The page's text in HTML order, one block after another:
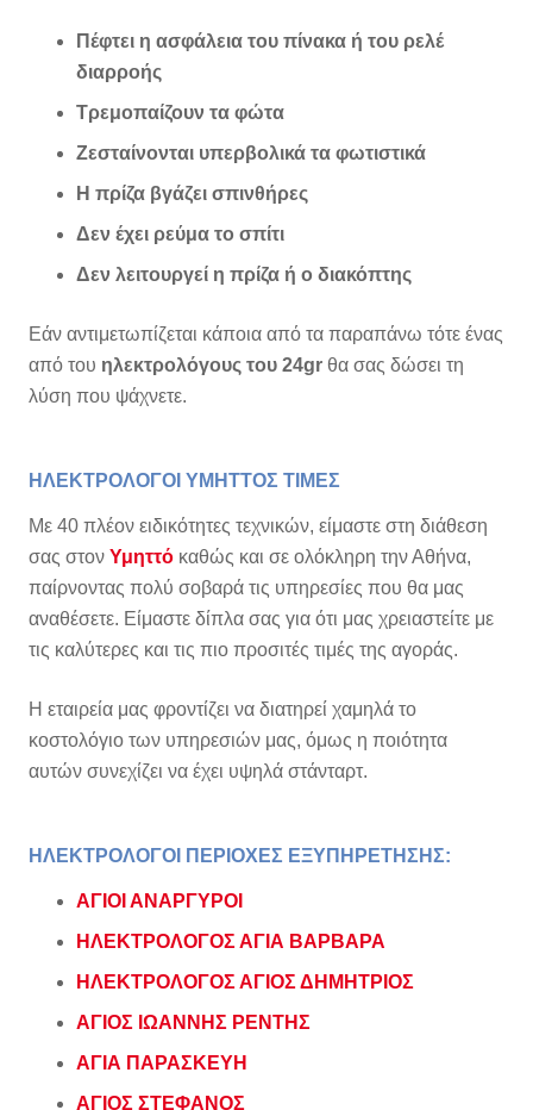
Πέφτει η ασφάλεια του πίνακα ή του ρελέ
διαρροής
Τρεμοπαίζουν τα φώτα
Ζεσταίνονται υπερβολικά τα φωτιστικά
Η πρίζα βγάζει σπινθήρες
Δεν έχει ρεύμα το σπίτι
Δεν λειτουργεί η πρίζα ή ο διακόπτης
Εάν αντιμετωπίζεται κάποια από τα παραπάνω τότε ένας
από του ηλεκτρολόγους του 24gr θα σας δώσει τη
λύση που ψάχνετε.
ΗΛΕΚΤΡΟΛΟΓΟΙ ΥΜΗΤΤΟΣ ΤΙΜΕΣ
Με 40 πλέον ειδικότητες τεχνικών, είμαστε στη διάθεση
σας στον Υμηττό καθώς και σε ολόκληρη την Αθήνα,
παίρνοντας πολύ σοβαρά τις υπηρεσίες που θα μας
αναθέσετε. Είμαστε δίπλα σας για ότι μας χρειαστείτε με
τις καλύτερες και τις πιο προσιτές τιμές της αγοράς.
Η εταιρεία μας φροντίζει να διατηρεί χαμηλά το
κοστολόγιο των υπηρεσιών μας, όμως η ποιότητα
αυτών συνεχίζει να έχει υψηλά στάνταρτ.
ΗΛΕΚΤΡΟΛΟΓΟΙ ΠΕΡΙΟΧΕΣ ΕΞΥΠΗΡΕΤΗΣΗΣ:
ΑΓΙΟΙ ΑΝΑΡΓΥΡΟΙ
ΗΛΕΚΤΡΟΛΟΓΟΣ ΑΓΙΑ ΒΑΡΒΑΡΑ
ΗΛΕΚΤΡΟΛΟΓΟΣ ΑΓΙΟΣ ΔΗΜΗΤΡΙΟΣ
ΑΓΙΟΣ ΙΩΑΝΝΗΣ ΡΕΝΤΗΣ
ΑΓΙΑ ΠΑΡΑΣΚΕΥΗ
ΑΓΙΟΣ ΣΤΕΦΑΝΟΣ